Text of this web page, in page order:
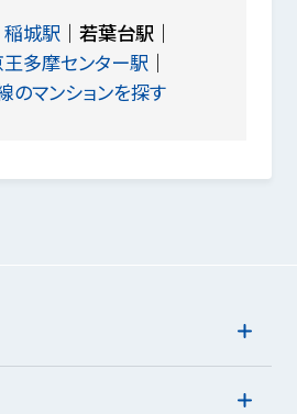
稲城駅
若葉台駅
多摩センター駅
のマンションを探す